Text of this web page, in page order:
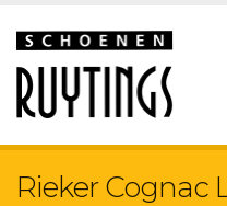
Rieker Cognac